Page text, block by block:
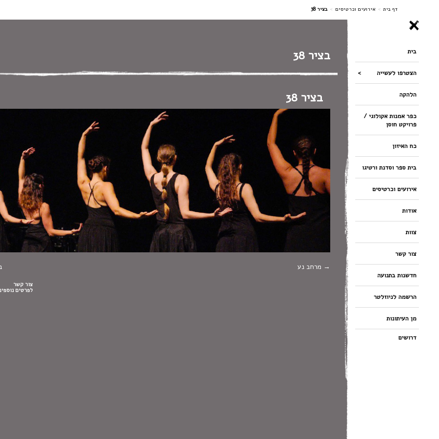
דף בית > אירועים וכרטיסים > בציר 38
בית
הצטרפו לעשייה
הלהקה
כפר אמנות אקולוגי /
פרויקט חוסן
כח האיזון
בית ספר וסדנת ורטיגו
אירועים וכרטיסים
אודות
צוות
צור קשר
חדשנות בתנועה
הרשמה לניוזלטר
מן העיתונות
דרושים
בציר 38
בציר 38
מרחב נע
צור קשר
לפרטים